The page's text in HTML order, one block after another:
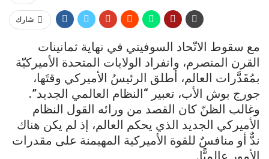
شارك
مع سقوط الاتّحاد السوفيتي في نهاية ثمانينات
القرن المنصرم، وانفراد الولايات المتحدة الأميركيّة
بمُقَدَّرات العالم، أطلق الرئيسُ الأميركي وقتَها،
جورج بوش الأب، تعبير “النظام العالمي الجديد”.
وغالب الظنّ كان القصد من ورائه القول النظام
الأميركي الجديد الذي يحكم العالم، إذ لم يكن هناك
ندٌّ أو منافسٌ للقوة الأميركية المهيمنة على مقدرات